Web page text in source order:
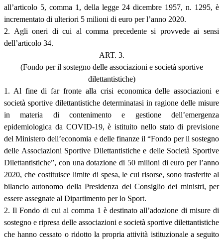
all’articolo 5, comma 1, della legge 24 dicembre 1957, n. 1295, è
incrementato di ulteriori 5 milioni di euro per l’anno 2020.
2. Agli oneri di cui al comma precedente si provvede ai sensi
dell’articolo 34.
ART. 3.
(Fondo per il sostegno delle associazioni e società sportive
dilettantistiche)
1. Al fine di far fronte alla crisi economica delle associazioni e
società sportive dilettantistiche determinatasi in ragione delle misure
in materia di contenimento e gestione dell’emergenza
epidemiologica da COVID-19, è istituito nello stato di previsione
del Ministero dell’economia e delle finanze il “Fondo per il sostegno
delle Associazioni Sportive Dilettantistiche e delle Società Sportive
Dilettantistiche”, con una dotazione di 50 milioni di euro per l’anno
2020, che costituisce limite di spesa, le cui risorse, sono trasferite al
bilancio autonomo della Presidenza del Consiglio dei ministri, per
essere assegnate al Dipartimento per lo Sport.
2. Il Fondo di cui al comma 1 è destinato all’adozione di misure di
sostegno e ripresa delle associazioni e società sportive dilettantistiche
che hanno cessato o ridotto la propria attività istituzionale a seguito